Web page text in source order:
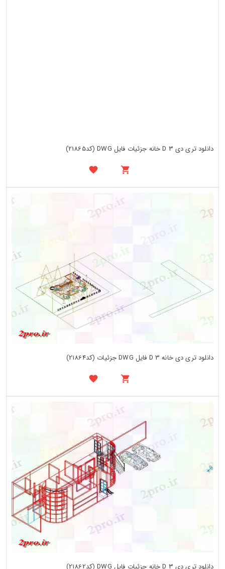
دانلود تری دی 3 D خانه جزئیات فایل DWG (کد21865)
دانلود تری دی خانه 3 D فایل DWG جزئیات (کد21864)